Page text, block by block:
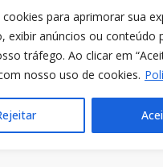
para aprimorar sua
exibir anúncios ou conteúdo
tráfego. Ao clicar em
nosso uso de cookies.